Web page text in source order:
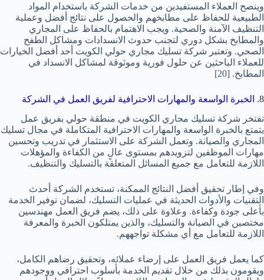
وينصح العملاء المستفيدين من خدمات الشركة باستخدام المواد
الطبيعية للحفاظ على مطابخهم والحصول على نتائج أفضل وعملية
التنظيف الآمنة والصحية. ويجب الاهتمام بالحفاظ على المجاري
والمطابخ بشكل دوري لتجنب حدوث الانسدادات ومشاكل الطفح
الصحي. وتعتبر شركة تسليك مجاري حولي الكويت أحد أفضل الخيارات
للعملاء الباحثين عن حلول فورية وموثوقة لمشاكل الانسداد في
المطابخ. [20]
8.
الخبرة الواسعة والمهارات الاحترافية لفريق العمل في الشركة
تفتخر شركة تسليك مجاري الكويت في منطقة حولي بفريق عمل
يتمتع بالخبرة الواسعة والمهارات الاحترافية المتكاملة في مجال تسليك
المجاري والصيانة. وتعمل الشركة على الاستثمار في تدريب وتحسين
مهارات الموظفين لتزويدهم بمستوى عالٍ من الكفاءة والمؤهلات
اللازمة للتعامل مع جميع المسائل المتعلقة بالتسليك والتنظيف.
وفي إطار تحقيق أفضل النتائج الممكنة، تستخدم الشركة أحدث
التقنيات والأدوات الحديثة في عمليات التسليك، لضمان توفير الخدمة
بأعلى جودة وكفاءة. وعلاوة على ذلك، يضم فريق العمل مهندسين
مختصين في الصيانة والتسليك، والذين يمتلكون الخبرة والمعرفة
اللازمة للتعامل مع أي مشكلة تواجههم.
كما يعمل فريق العمل على إرضاء عملائه، وتحقيق رضاهم الكامل،
ويقومون بذلك من خلال تقديم الخدمة بأسلوب احترافي ووجودهم